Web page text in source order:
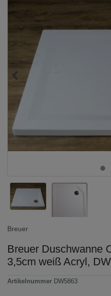
Breuer
Breuer Duschwanne
3,5cm weiß Acryl,
Artikelnummer DW5863